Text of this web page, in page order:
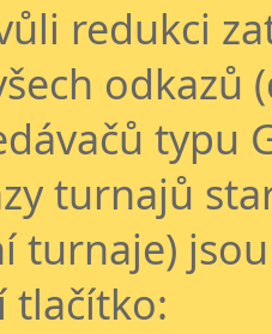
redukci
odkazů
typu
turnajů
turnaje)
tlačítko: